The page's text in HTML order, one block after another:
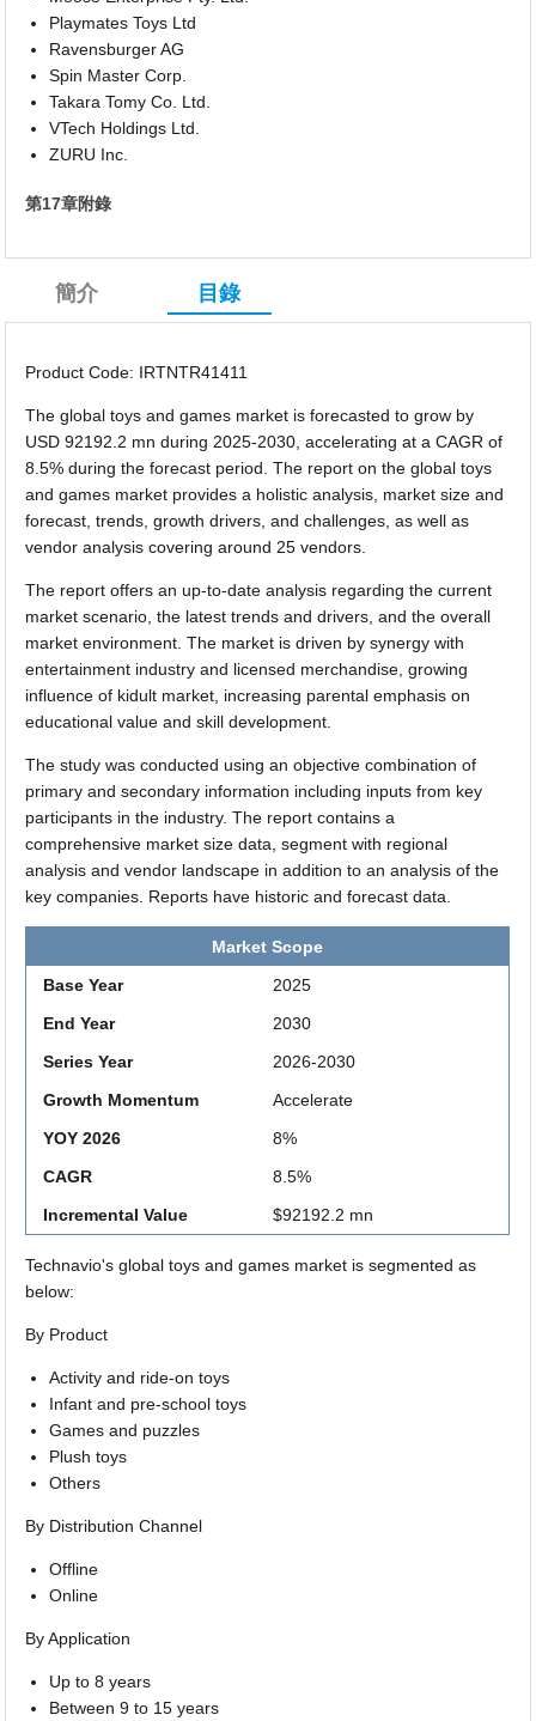
Playmates Toys Ltd
Ravensburger AG
Spin Master Corp.
Takara Tomy Co. Ltd.
VTech Holdings Ltd.
ZURU Inc.
第17章附錄
簡介 目錄
Product Code: IRTNTR41411
The global toys and games market is forecasted to grow by
USD 92192.2 mn during 2025-2030, accelerating at a CAGR of
8.5% during the forecast period. The report on the global toys
and games market provides a holistic analysis, market size and
forecast, trends, growth drivers, and challenges, as well as
vendor analysis covering around 25 vendors.
The report offers an up-to-date analysis regarding the current
market scenario, the latest trends and drivers, and the overall
market environment. The market is driven by synergy with
entertainment industry and licensed merchandise, growing
influence of kidult market, increasing parental emphasis on
educational value and skill development.
The study was conducted using an objective combination of
primary and secondary information including inputs from key
participants in the industry. The report contains a
comprehensive market size data, segment with regional
analysis and vendor landscape in addition to an analysis of the
key companies. Reports have historic and forecast data.
Market Scope
Base Year
2025
End Year
2030
Series Year
2026-2030
Growth Momentum
Accelerate
YOY 2026
8%
CAGR
8.5%
Incremental Value
$92192.2 mn
Technavio's global toys and games market is segmented as
below:
By Product
Activity and ride-on toys
Infant and pre-school toys
Games and puzzles
Plush toys
Others
By Distribution Channel
Offline
Online
By Application
Up to 8 years
Between 9 to 15 years